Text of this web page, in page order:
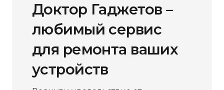
Доктор Гаджетов –
любимый сервис
для ремонта ваших
устройств